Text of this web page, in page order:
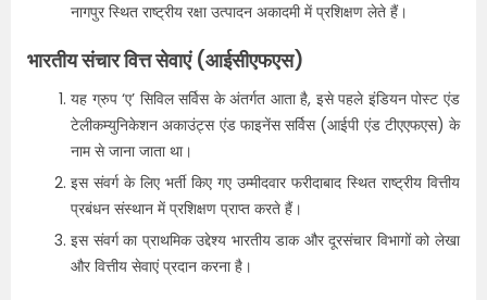
नागपुर स्थित राष्ट्रीय रक्षा उत्पादन अकादमी में प्रशिक्षण लेते हैं।
भारतीय संचार वित्त सेवाएं (आईसीएफएस)
यह ग्रुप ‘ए’ सिविल सर्विस के अंतर्गत आता है, इसे पहले इंडियन पोस्ट एंड
टेलीकम्युनिकेशन अकाउंट्स एंड फाइनेंस सर्विस (आईपी एंड टीएएफएस) के
नाम से जाना जाता था।
इस संवर्ग के लिए भर्ती किए गए उम्मीदवार फरीदाबाद स्थित राष्ट्रीय वित्तीय
प्रबंधन संस्थान में प्रशिक्षण प्राप्त करते हैं।
इस संवर्ग का प्राथमिक उद्देश्य भारतीय डाक और दूरसंचार विभागों को लेखा
और वित्तीय सेवाएं प्रदान करना है।